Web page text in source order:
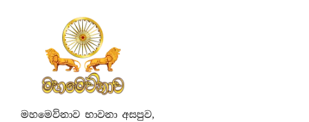
මහමෙව්නාව භාවනා අසපුව,